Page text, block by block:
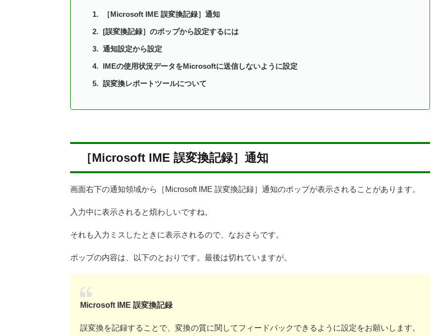
［Microsoft IME 誤変換記録］通知
[誤変換記録］のポップから設定するには
通知設定から設定
IMEの使用状況データをMicrosoftに送信しないように設定
誤変換レポートツールについて
［Microsoft IME 誤変換記録］通知
画面右下の通知領域から［Microsoft IME 誤変換記録］通知のポップが表示されることがあります。
入力中に表示されると煩わしいですね。
それも入力ミスしたときに表示されるので、なおさらです。
ポップの内容は、以下のとおりです。最後は切れていますが。
Microsoft IME 誤変換記録
誤変換を記録することで、変換の質に関してフィードバックできるように設定をお願いします。